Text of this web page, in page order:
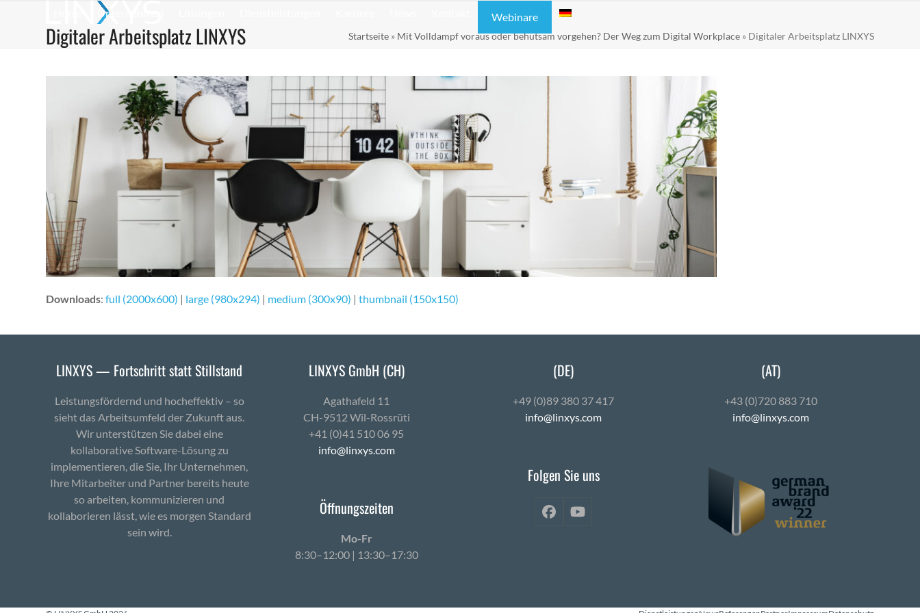
Unternehmen Webinare
Digitaler Arbeitsplatz LINXYS Startseite» Mit Volldampf voraus oder behutsam vorgehen? Der Weg zum Digital Workplace» Digitaler Arbeitsplatz LINXYS
Downloads:full (2000x600) | large (980x294) | medium (300x90) |thumbnail (150x150)
LINXYS — Fortschritt statt Stillstand
Leistungsfördernd und hocheffektiv – so
sieht das Arbeitsumfeld der Zukunft aus.
Wir unterstützen Sie dabei eine
kollaborative Software-Lösung zu
implementieren, die Sie, Ihr Unternehmen,
Ihre Mitarbeiter und Partner bereits heute
so arbeiten, kommunizieren und
kollaborieren lässt, wie es morgen Standard
sein wird.
LINXYS GmbH (CH)
Agath­afeld 11
CH-9512 Wil-Ross­rüti
+41 (0)41 510 06 95
info@linxys.com
Öffnungszeiten
Mo-Fr
8:30–12:00 | 13:30–17:30
(DE)
+49 (0)89 380 37 417
info@linxys.com
Folgen Sie uns
FacebookYouTube
(AT)
+43 (0)720 883 710
info@linxys.com